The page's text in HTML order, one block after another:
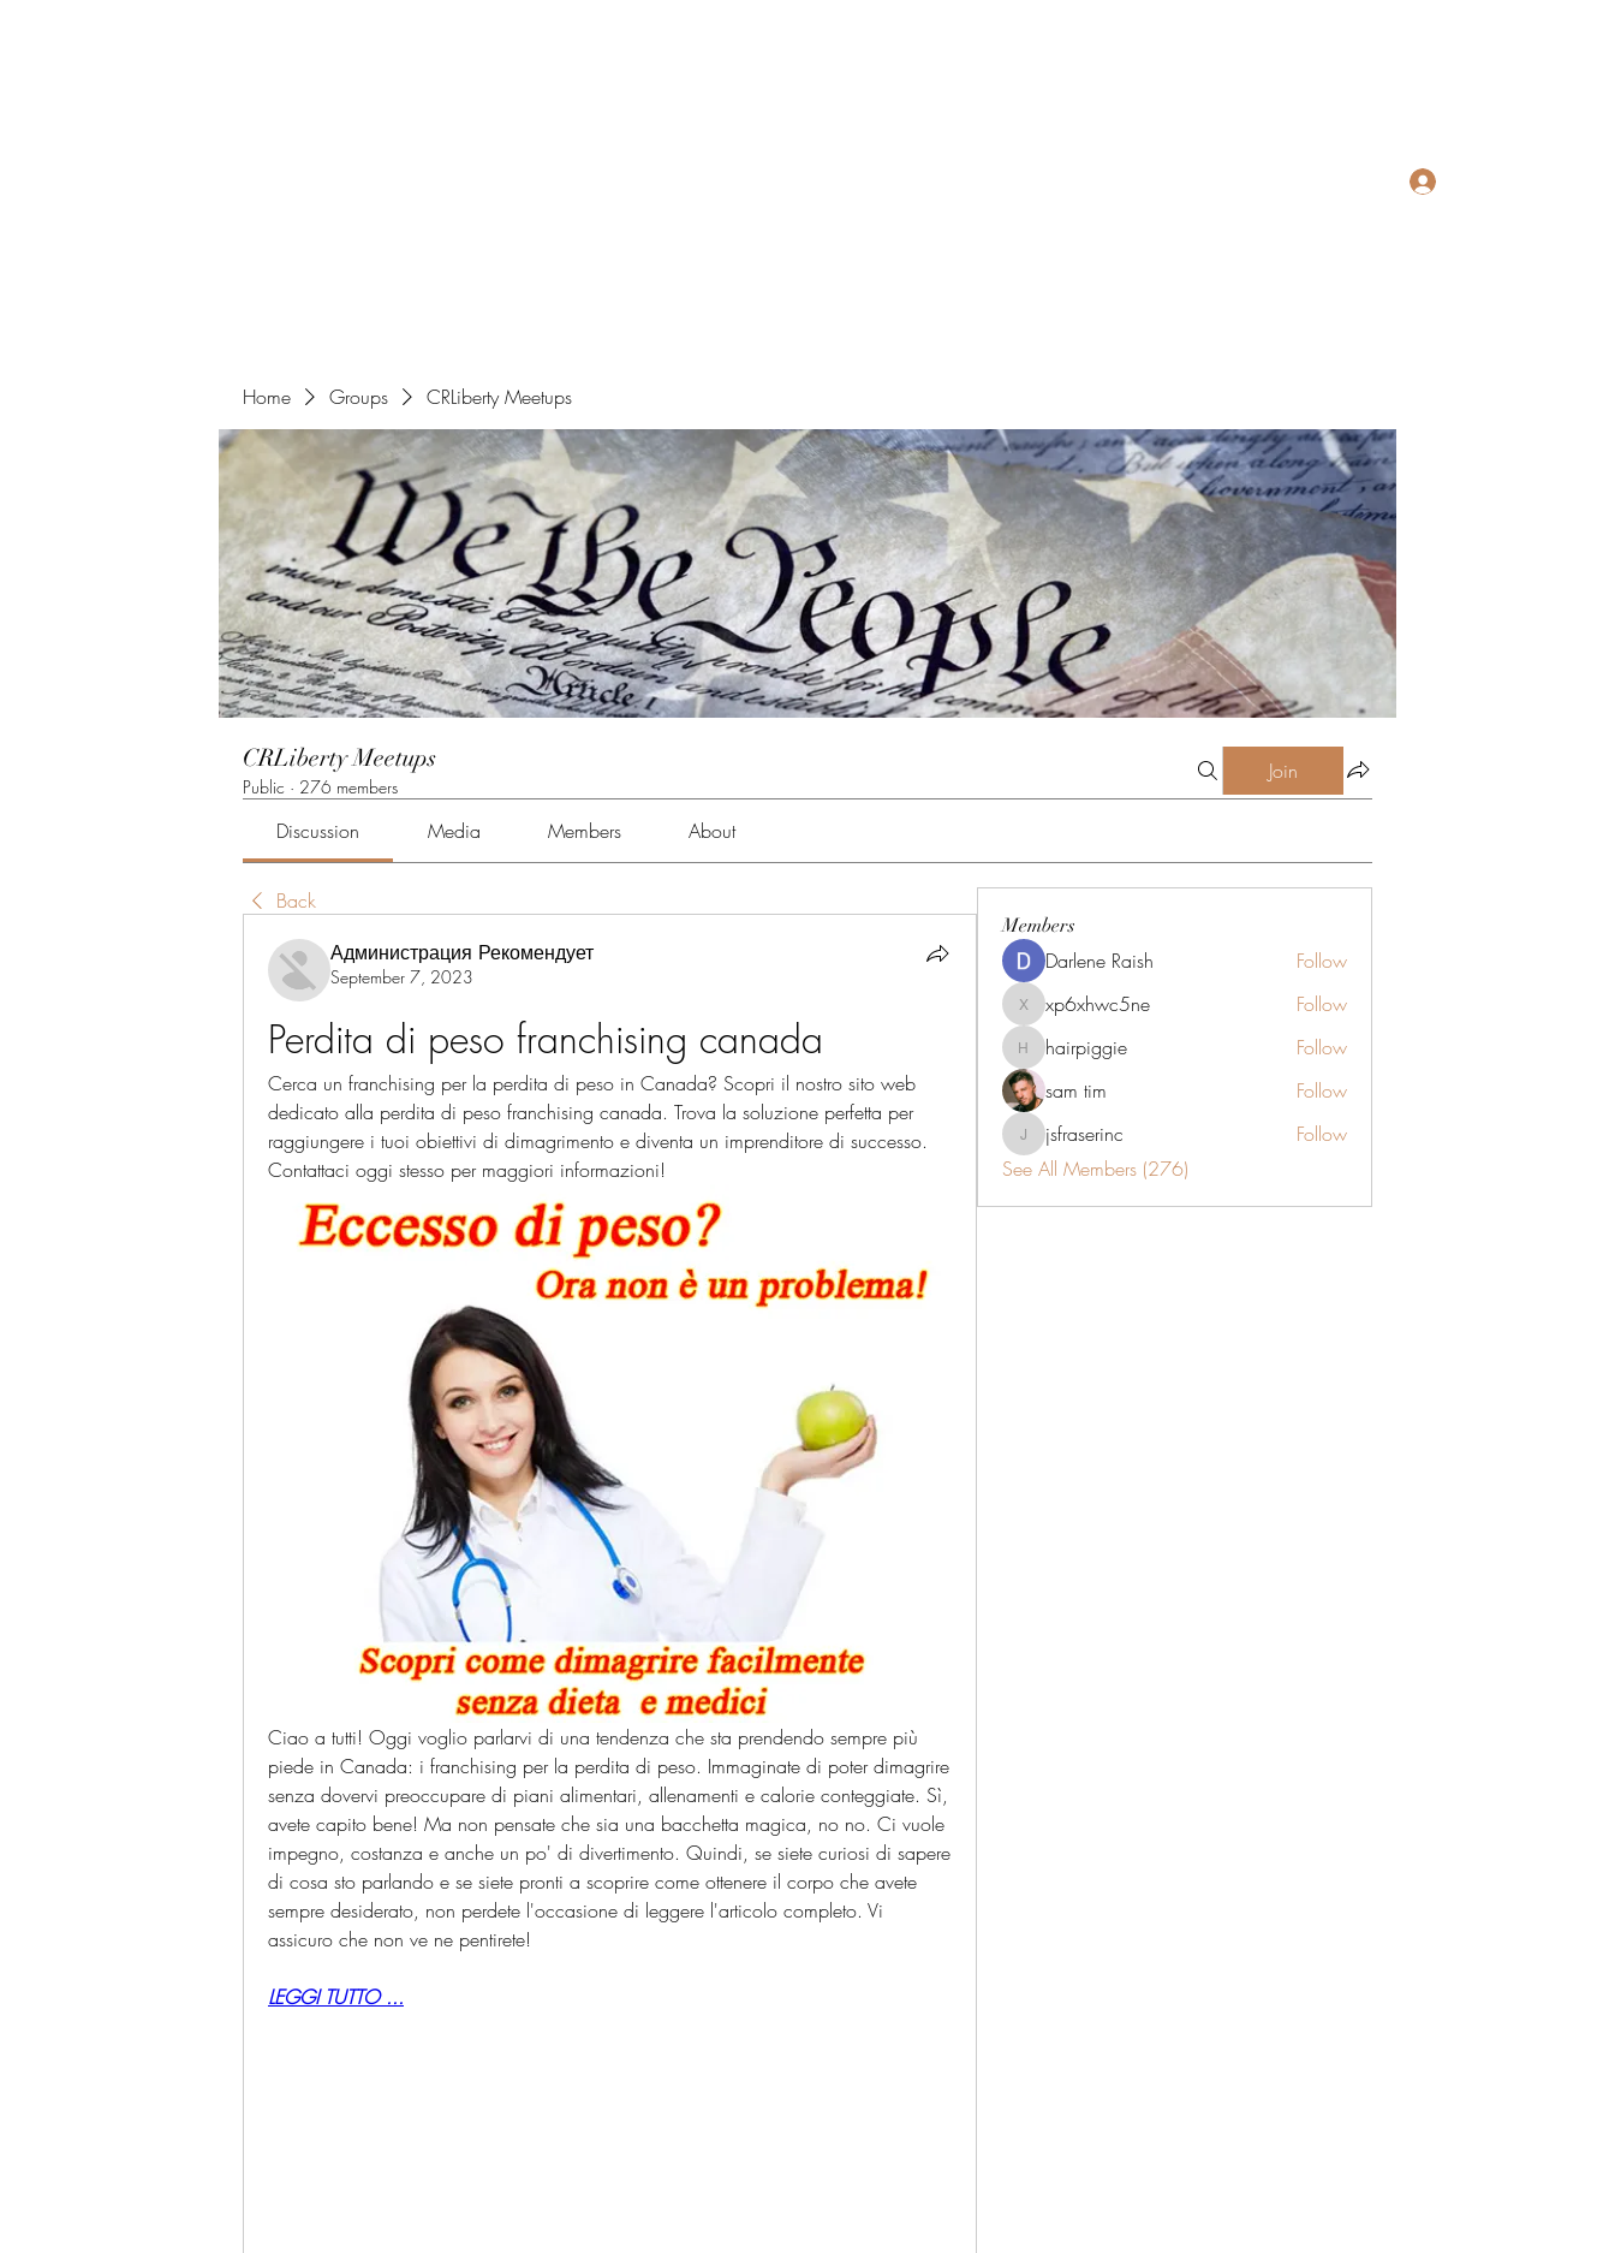
Home Groups CRLiberty Meetups
CRLiberty Meetups
Public · 276 members
Join
Discussion Media Members About
Back
Администрация Рекомендует
September 7, 2023
Perdita di peso franchising canada
Cerca un franchising per la perdita di peso in Canada? Scopri il nostro sito web
dedicato alla perdita di peso franchising canada. Trova la soluzione perfetta per
raggiungere i tuoi obiettivi di dimagrimento e diventa un imprenditore di successo.
Contattaci oggi stesso per maggiori informazioni!
Ciao a tutti! Oggi voglio parlarvi di una tendenza che sta prendendo sempre più
piede in Canada: i franchising per la perdita di peso. Immaginate di poter dimagrire
senza dovervi preoccupare di piani alimentari, allenamenti e calorie conteggiate. Sì,
avete capito bene! Ma non pensate che sia una bacchetta magica, no no. Ci vuole
impegno, costanza e anche un po' di divertimento. Quindi, se siete curiosi di sapere
di cosa sto parlando e se siete pronti a scoprire come ottenere il corpo che avete
sempre desiderato, non perdete l'occasione di leggere l'articolo completo. Vi
assicuro che non ve ne pentirete!
LEGGI TUTTO ...
Members
Darlene Raish Follow
xp6xhwc5ne
xp6xhwc5ne Follow
hairpiggie
hairpiggie
Follow
sam tim
Follow
jsfraserinc
jsfraserinc
Follow
See All Members (276)